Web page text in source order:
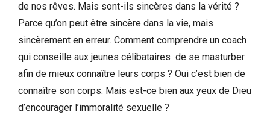
de nos rêves. Mais sont-ils sincères dans la vérité ?
Parce qu’on peut être sincère dans la vie, mais
sincèrement en erreur. Comment comprendre un coach
qui conseille aux jeunes célibataires de se masturber
afin de mieux connaître leurs corps ? Oui c’est bien de
connaître son corps. Mais est-ce bien aux yeux de Dieu
d’encourager l’immoralité sexuelle ?